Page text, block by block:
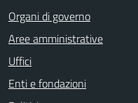
Organi di governo
Aree amministrative
Uffici
Enti e fondazioni